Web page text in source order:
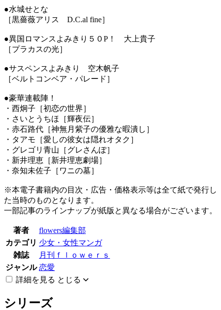
●水城せとな
［黒薔薇アリス D.C.al fine］
●異国ロマンスよみきり５０P！ 大上貴子
［プラカスの光］
●サスペンスよみきり 空木帆子
［ベルトコンベア・パレード］
●豪華連載陣！
・西炯子［初恋の世界］
・さいとうちほ［輝夜伝］
・赤石路代［神無月紫子の優雅な暇潰し］
・タアモ［愛しの彼女は隠れオタク］
・グレゴリ青山［グレさんぽ］
・新井理恵［新井理恵劇場］
・奈知未佐子［ワニの墓］
※本電子書籍内の目次・広告・価格表示等は全て紙で発行し
た当時のものとなります。
一部記事のラインナップが紙版と異なる場合がございます。
著者
flowers編集部
カテゴリ 少女・女性マンガ
雑誌
月刊ｆｌｏｗｅｒｓ
ジャンル 恋愛
詳細を見る とじる
シリーズ